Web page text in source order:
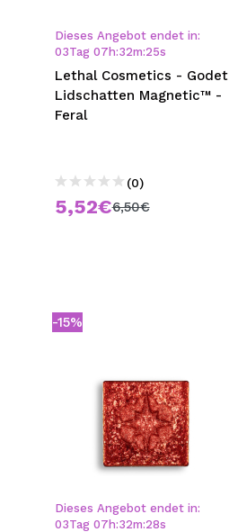
Dieses Angebot endet in:
03Tag 07 h:32m:24s
Lethal Cosmetics - Godet
Lidschatten Magnetic™ -
Feral
(0)
5,52€6,50€
-15%
Dieses Angebot endet in:
03Tag 07 h:32m:28s